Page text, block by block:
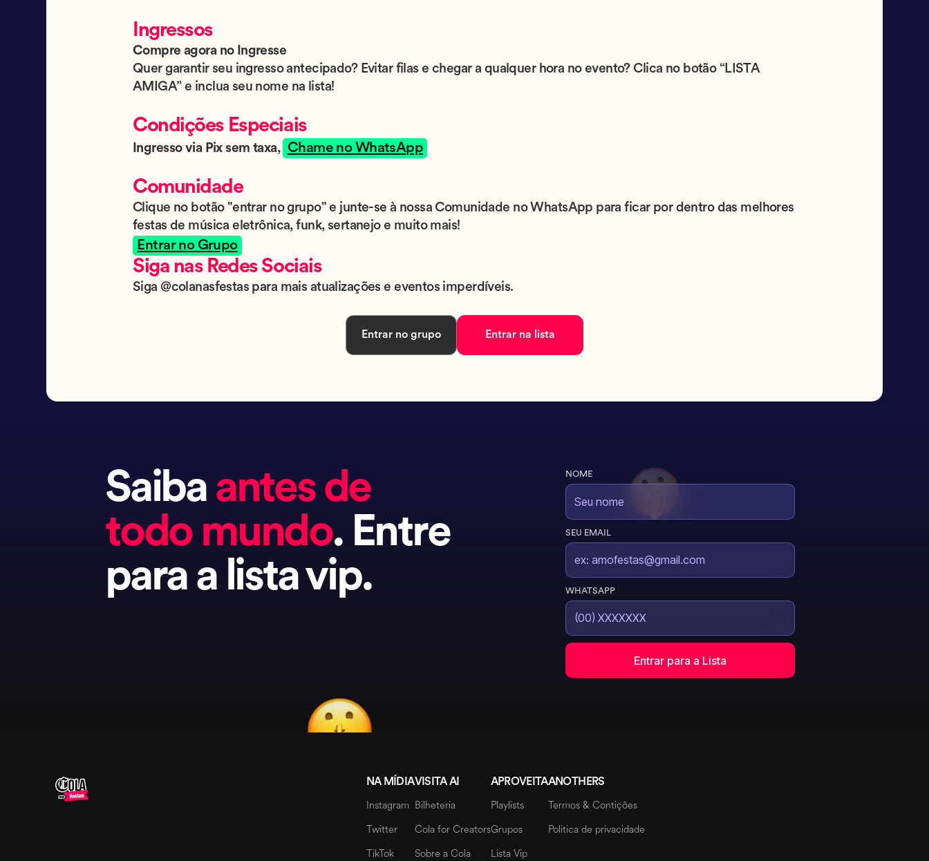
Ingressos
Compre agora no Ingresse
Quer garantir seu ingresso antecipado? Evitar filas e chegar a qualquer hora no evento? Clica no botão “LISTA
AMIGA” e inclua seu nome na lista!
Condições Especiais
Ingresso via Pix sem taxa, Chame no WhatsApp
Comunidade
Clique no botão "entrar no grupo" e junte-se à nossa Comunidade no WhatsApp para ficar por dentro das melhores
festas de música eletrônica, funk, sertanejo e muito mais!
Entrar no Grupo
Siga nas Redes Sociais
Siga @colanasfestas para mais atualizações e eventos imperdíveis.
Entrar no grupo Entrar na lista
Saiba antes de
todo mundo. Entre
para a lista vip.
NOME
SEU EMAIL
WHATSAPP
NA MÍDIA
Instagram
Twitter
TikTok
VISITA AI
Bilheteria
Cola for Creators
Sobre a Cola
APROVEITA
Playlists
Grupos
Lista Vip
ANOTHERS
Termos & Contições
Politica de privacidade